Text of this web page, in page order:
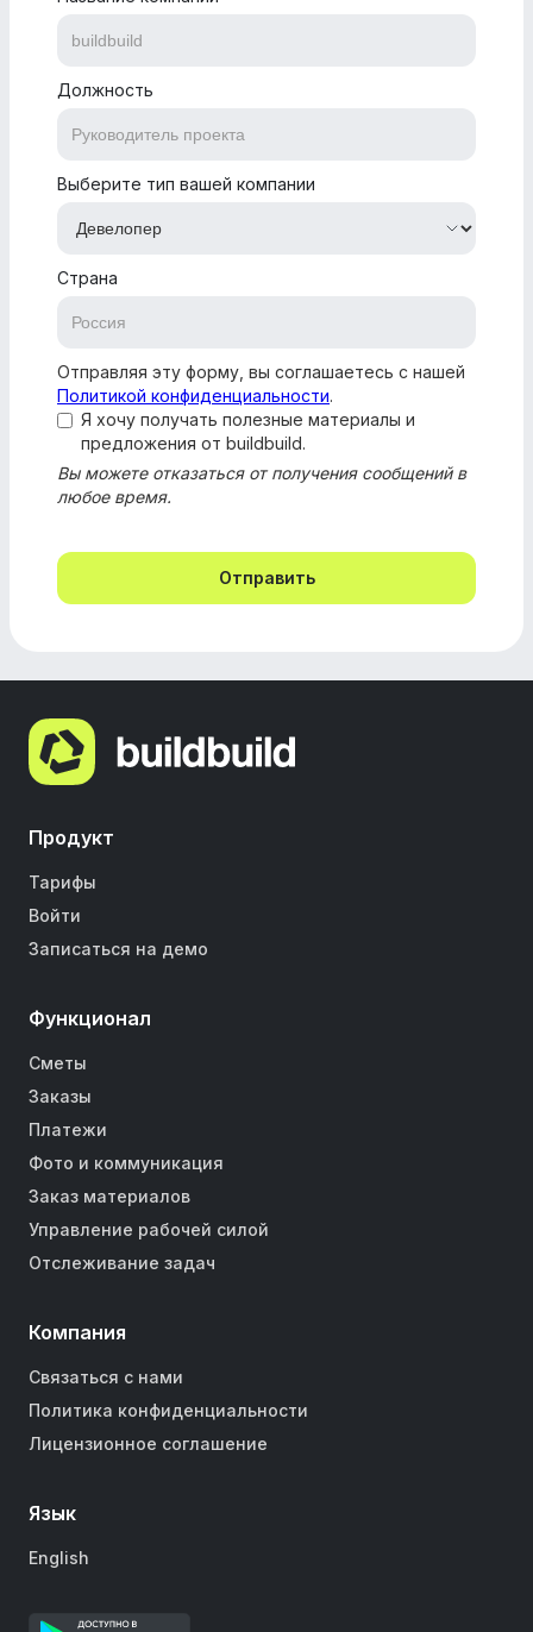
Страна
Должность
Выберите тип вашей компании
Отправляя эту форму, вы соглашаетесь с нашей
Политикой конфиденциальности.
Я хочу получать полезные материалы и
предложения от buildbuild.
Вы можете отказаться от получения сообщений в
любое время.
Продукт
Тарифы
Войти
Записаться на демо
Функционал
Сметы
Заказы
Платежи
Фото и коммуникация
Заказ материалов
Управление рабочей силой
Отслеживание задач
Компания
Связаться с нами
Политика конфиденциальности
Лицензионное соглашение
Язык
English